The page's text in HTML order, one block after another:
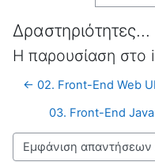
Δραστηριότητες...
H παρουσίαση
← 02. Front-End Web
03. Front-End
Λειτουργία εμφάνισης